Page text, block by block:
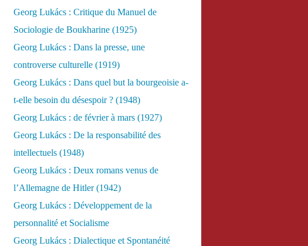
Georg Lukács : Critique du Manuel de
Sociologie de Boukharine (1925)
Georg Lukács : Dans la presse, une
controverse culturelle (1919)
Georg Lukács : Dans quel but la bourgeoisie a-
t-elle besoin du désespoir ? (1948)
Georg Lukács : de février à mars (1927)
Georg Lukács : De la responsabilité des
intellectuels (1948)
Georg Lukács : Deux romans venus de
l’Allemagne de Hitler (1942)
Georg Lukács : Développement de la
personnalité et Socialisme
Georg Lukács : Dialectique et Spontanéité